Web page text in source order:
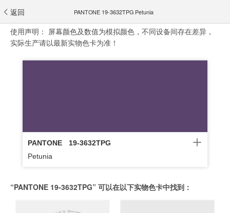
返回 PANTONE 19-3632TPG Petunia
使用声明： 屏幕颜色及数值为模拟颜色，不同设备间存在差异，
实际生产请以最新实物色卡为准！
PANTONE
19-3632TPG
Petunia
“PANTONE 19-3632TPG” 可以在以下实物色卡中找到：